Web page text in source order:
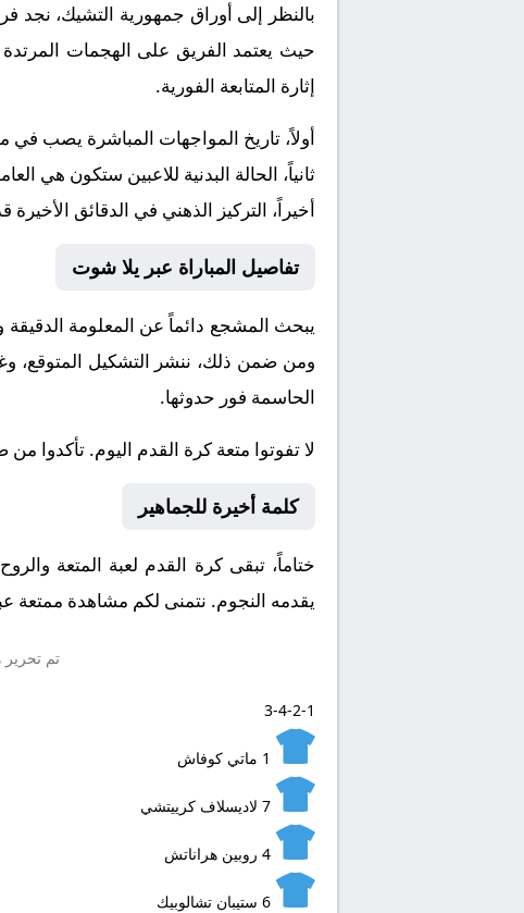
بالنظر إلى أوراق جمهورية التشيك، نجد
حيث يعتمد الفريق على الهجمات
إثارة المتابعة الفورية.
أولاً، تاريخ المواجهات المباشرة يصب
ثانياً، الحالة البدنية للاعبين ستكون هي
أخيراً، التركيز الذهني في الدقائق الأخيرة
تفاصيل المباراة عبر يلا شوت
يبحث المشجع دائماً عن المعلومة
ومن ضمن ذلك، ننشر التشكيل المتوقع،
الحاسمة فور حدوثها.
لا تفوتوا متعة كرة القدم اليوم. تأكدوا
كلمة أخيرة للجماهير
ختاماً، تبقى كرة القدم لعبة المتعة
يقدمه النجوم. نتمنى لكم مشاهدة ممتعة
تم
3-4-2-1
1 ماتي كوفاش
7 لاديسلاف كرييتشي
4 روبين هراناتش
6 ستيبان تشالوبيك